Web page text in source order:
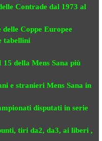
Contrade dal 1973 al
delle Coppe Europee
tabellini
15 della Mens Sana più
e stranieri Mens Sana in
disputati in serie
tiri da2, da3, ai liberi ,